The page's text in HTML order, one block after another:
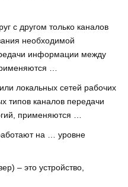
с другом только каналов
необходимой
информации между
…
локальных сетей рабочих
типов каналов передачи
применяются …
на … уровне
– это устройство,